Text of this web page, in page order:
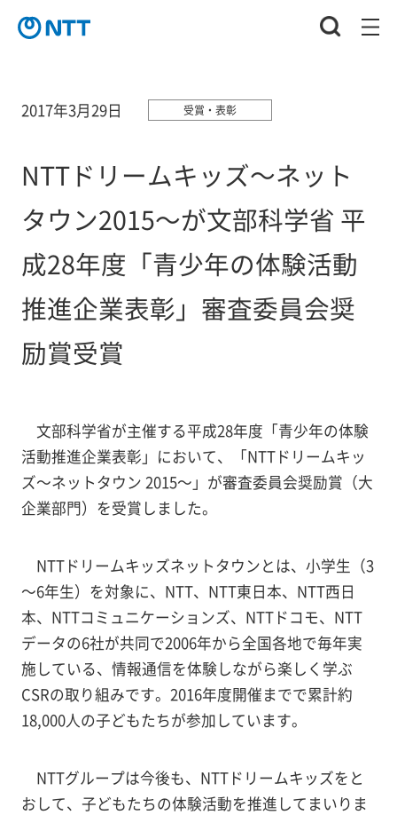
2017年3月29日 受賞・表彰
NTTドリームキッズ～ネット
タウン2015～が文部科学省 平
成28年度「青少年の体験活動
推進企業表彰」審査委員会奨
励賞受賞
文部科学省が主催する平成28年度「青少年の体験
活動推進企業表彰」において、「NTTドリームキッ
ズ～ネットタウン 2015～」が審査委員会奨励賞（大
企業部門）を受賞しました。
NTTドリームキッズネットタウンとは、小学生（3
～6年生）を対象に、NTT、NTT東日本、NTT西日
本、NTTコミュニケーションズ、NTTドコモ、NTT
データの6社が共同で2006年から全国各地で毎年実
施している、情報通信を体験しながら楽しく学ぶ
CSRの取り組みです。2016年度開催までで累計約
18,000人の子どもたちが参加しています。
NTTグループは今後も、NTTドリームキッズをと
おして、子どもたちの体験活動を推進してまいりま